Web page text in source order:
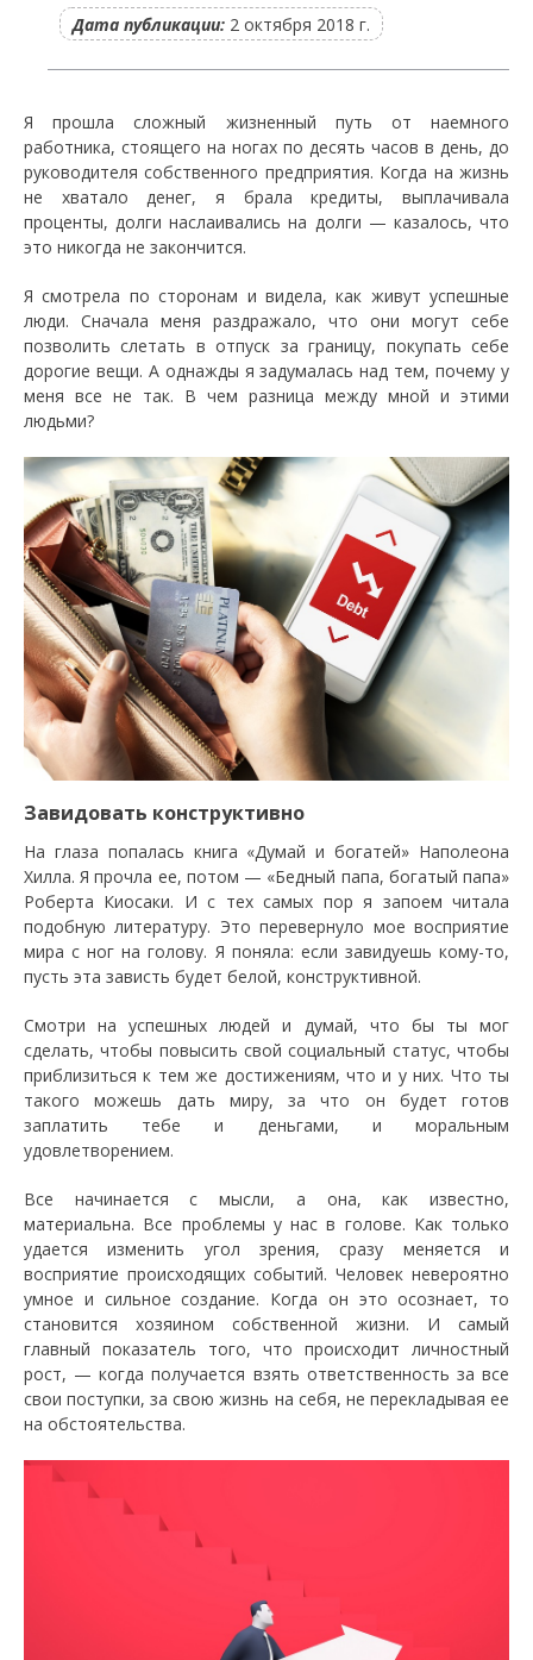
Дата публикации: 2 октября 2018 г.
Я прошла сложный жизненный путь от наемного
работника, стоящего на ногах по десять часов в день, до
руководителя собственного предприятия. Когда на жизнь
не хватало денег, я брала кредиты, выплачивала
проценты, долги наслаивались на долги — казалось, что
это никогда не закончится.
Я смотрела по сторонам и видела, как живут успешные
люди. Сначала меня раздражало, что они могут себе
позволить слетать в отпуск за границу, покупать себе
дорогие вещи. А однажды я задумалась над тем, почему у
меня все не так. В чем разница между мной и этими
людьми?
Завидовать конструктивно
На глаза попалась книга «Думай и богатей» Наполеона
Хилла. Я прочла ее, потом — «Бедный папа, богатый папа»
Роберта Киосаки. И с тех самых пор я запоем читала
подобную литературу. Это перевернуло мое восприятие
мира с ног на голову. Я поняла: если завидуешь кому-то,
пусть эта зависть будет белой, конструктивной.
Смотри на успешных людей и думай, что бы ты мог
сделать, чтобы повысить свой социальный статус, чтобы
приблизиться к тем же достижениям, что и у них. Что ты
такого можешь дать миру, за что он будет готов
заплатить тебе и деньгами, и моральным
удовлетворением.
Все начинается с мысли, а она, как известно,
материальна. Все проблемы у нас в голове. Как только
удается изменить угол зрения, сразу меняется и
восприятие происходящих событий. Человек невероятно
умное и сильное создание. Когда он это осознает, то
становится хозяином собственной жизни. И самый
главный показатель того, что происходит личностный
рост, — когда получается взять ответственность за все
свои поступки, за свою жизнь на себя, не перекладывая ее
на обстоятельства.